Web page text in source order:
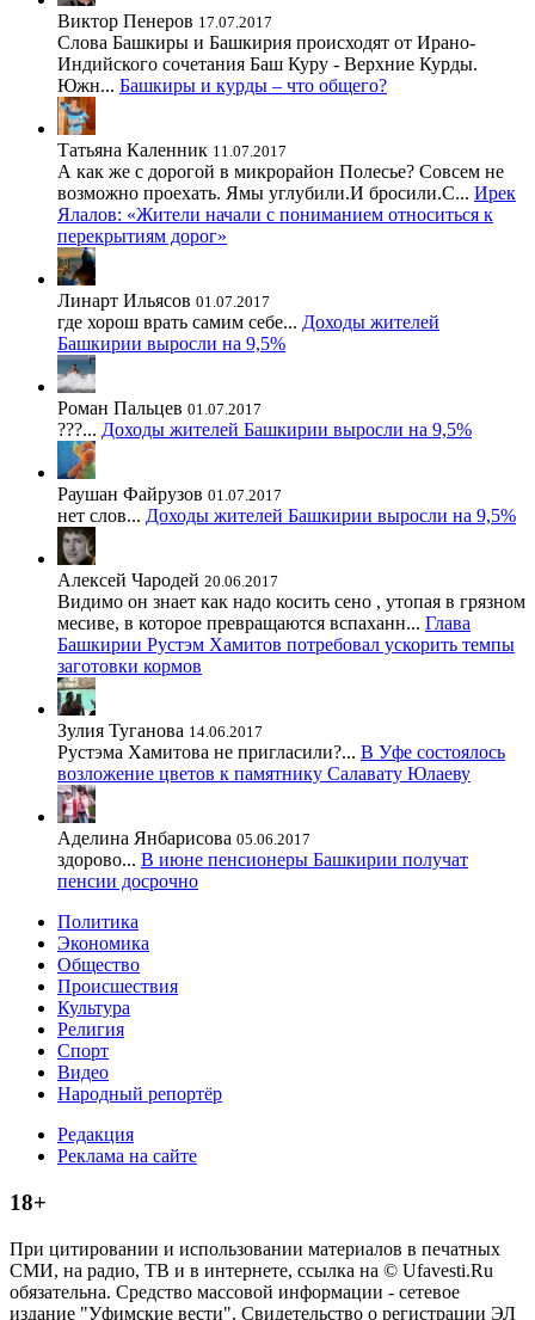
Виктор Пенеров 17.07.2017
Слова Башкиры и Башкирия происходят от Ирано-
Индийского сочетания Баш Куру - Верхние Курды.
Южн... Башкиры и курды – что общего?
Татьяна Каленник 11.07.2017
А как же с дорогой в микрорайон Полесье? Совсем не
возможно проехать. Ямы углубили.И бросили.С... Ирек
Ялалов: «Жители начали с пониманием относиться к
перекрытиям дорог»
Линарт Ильясов 01.07.2017
где хорош врать самим себе... Доходы жителей
Башкирии выросли на 9,5%
Роман Пальцев 01.07.2017
???... Доходы жителей Башкирии выросли на 9,5%
Раушан Файрузов 01.07.2017
нет слов... Доходы жителей Башкирии выросли на 9,5%
Алексей Чародей 20.06.2017
Видимо он знает как надо косить сено , утопая в грязном
месиве, в которое превращаются вспаханн... Глава
Башкирии Рустэм Хамитов потребовал ускорить темпы
заготовки кормов
Зулия Туганова 14.06.2017
Рустэма Хамитова не пригласили?... В Уфе состоялось
возложение цветов к памятнику Салавату Юлаеву
Аделина Янбарисова 05.06.2017
здорово... В июне пенсионеры Башкирии получат
пенсии досрочно
Политика
Экономика
Общество
Происшествия
Культура
Религия
Спорт
Видео
Народный репортёр
Редакция
Реклама на сайте
18+
При цитировании и использовании материалов в печатных
СМИ, на радио, ТВ и в интернете, ссылка на © Ufavesti.Ru
обязательна. Средство массовой информации - сетевое
издание "Уфимские вести". Свидетельство о регистрации ЭЛ